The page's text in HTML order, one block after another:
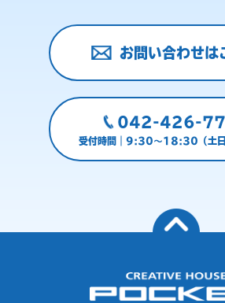
お問い合わせは
042-426-
受付時間｜9:30～18:30（土日